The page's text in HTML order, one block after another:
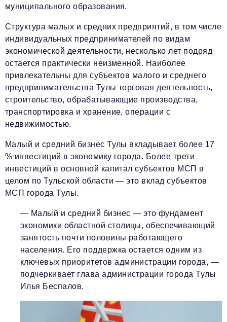
муниципального образования.
Структура малых и средних предприятий, в том числе
индивидуальных предпринимателей по видам
экономической деятельности, несколько лет подряд
остается практически неизменной. Наиболее
привлекательны для субъектов малого и среднего
предпринимательства Тулы торговая деятельность,
строительство, обрабатывающие производства,
транспортировка и хранение, операции с
недвижимостью.
Малый и средний бизнес Тулы вкладывает более 17
% инвестиций в экономику города. Более трети
инвестиций в основной капитал субъектов МСП в
целом по Тульской области — это вклад субъектов
МСП города Тулы.
— Малый и средний бизнес — это фундамент
экономики областной столицы, обеспечивающий
занятость почти половины работающего
населения. Его поддержка остается одним из
ключевых приоритетов администрации города, —
подчеркивает глава администрации города Тулы
Илья Беспалов.